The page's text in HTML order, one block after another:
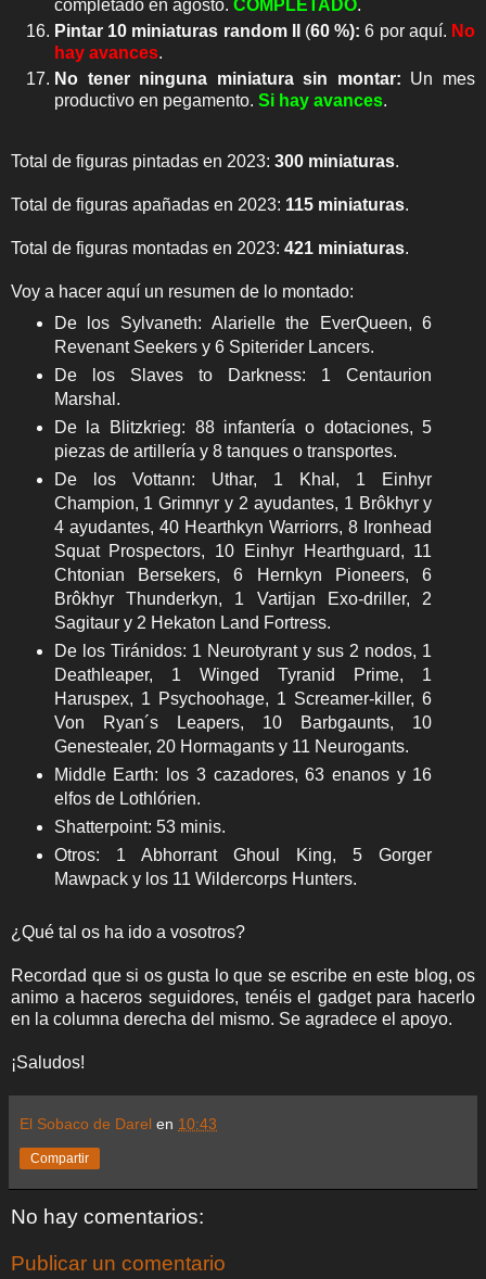
completado en agosto. COMPLETADO.
Pintar 10 miniaturas random II (60 %): 6 por aquí. No
hay avances.
No tener ninguna miniatura sin montar: Un mes
productivo en pegamento. Si hay avances.
Total de figuras pintadas en 2023: 300 miniaturas.
Total de figuras apañadas en 2023: 115 miniaturas.
Total de figuras montadas en 2023: 421 miniaturas.
Voy a hacer aquí un resumen de lo montado:
De los Sylvaneth: Alarielle the EverQueen, 6
Revenant Seekers y 6 Spiterider Lancers.
De los Slaves to Darkness: 1 Centaurion
Marshal.
De la Blitzkrieg: 88 infantería o dotaciones, 5
piezas de artillería y 8 tanques o transportes.
De los Vottann: Uthar, 1 Khal, 1 Einhyr
Champion, 1 Grimnyr y 2 ayudantes, 1 Brôkhyr y
4 ayudantes, 40 Hearthkyn Warriorrs, 8 Ironhead
Squat Prospectors, 10 Einhyr Hearthguard, 11
Chtonian Bersekers, 6 Hernkyn Pioneers, 6
Brôkhyr Thunderkyn, 1 Vartijan Exo-driller, 2
Sagitaur y 2 Hekaton Land Fortress.
De los Tiránidos: 1 Neurotyrant y sus 2 nodos, 1
Deathleaper, 1 Winged Tyranid Prime, 1
Haruspex, 1 Psychoohage, 1 Screamer-killer, 6
Von Ryan´s Leapers, 10 Barbgaunts, 10
Genestealer, 20 Hormagants y 11 Neurogants.
Middle Earth: los 3 cazadores, 63 enanos y 16
elfos de Lothlórien.
Shatterpoint: 53 minis.
Otros: 1 Abhorrant Ghoul King, 5 Gorger
Mawpack y los 11 Wildercorps Hunters.
¿Qué tal os ha ido a vosotros?
Recordad que si os gusta lo que se escribe en este blog, os
animo a haceros seguidores, tenéis el gadget para hacerlo
en la columna derecha del mismo. Se agradece el apoyo.
¡Saludos!
El Sobaco de Darel en 10:43
Compartir
No hay comentarios:
Publicar un comentario